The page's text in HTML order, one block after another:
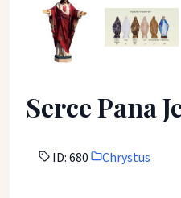
Serce Pana
ID: 680 Chrystus